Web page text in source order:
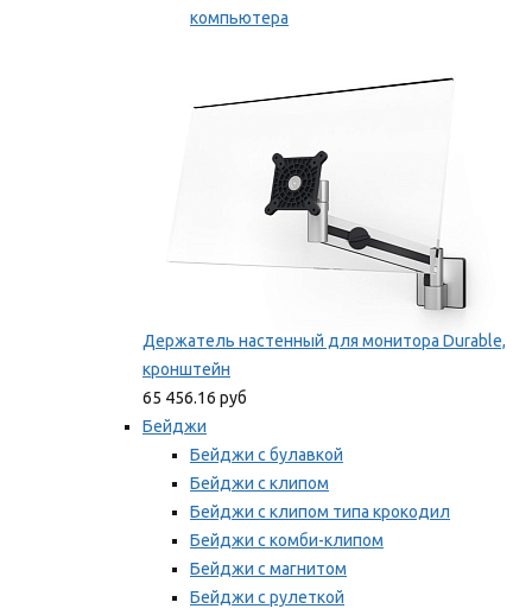
компьютера
Держатель настенный для монитора Durable,
кронштейн
65 456.16 руб
Бейджи
Бейджи с булавкой
Бейджи с клипом
Бейджи с клипом типа крокодил
Бейджи с комби-клипом
Бейджи с магнитом
Бейджи с рулеткой